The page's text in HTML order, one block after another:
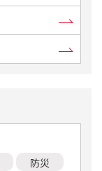
防災